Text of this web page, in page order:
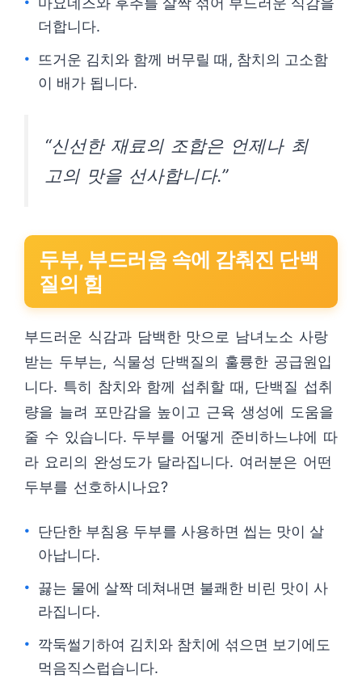
더합니다.
뜨거운 김치와 함께 버무릴 때, 참치의 고소함
이 배가 됩니다.
“신선한 재료의 조합은 언제나 최
고의 맛을 선사합니다.”
두부, 부드러움 속에 감춰진 단백
질의 힘
부드러운 식감과 담백한 맛으로 남녀노소 사랑
받는 두부는, 식물성 단백질의 훌륭한 공급원입
니다. 특히 참치와 함께 섭취할 때, 단백질 섭취
량을 늘려 포만감을 높이고 근육 생성에 도움을
줄 수 있습니다. 두부를 어떻게 준비하느냐에 따
라 요리의 완성도가 달라집니다. 여러분은 어떤
두부를 선호하시나요?
단단한 부침용 두부를 사용하면 씹는 맛이 살
아납니다.
끓는 물에 살짝 데쳐내면 불쾌한 비린 맛이 사
라집니다.
깍둑썰기하여 김치와 참치에 섞으면 보기에도
먹음직스럽습니다.